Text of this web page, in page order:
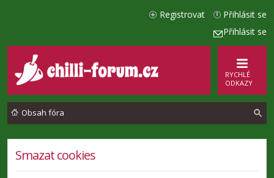
Přihlásit se
Přihlásit se
Registrovat
RYCHLÉ
ODKAZY
Obsah fóra
Smazat cookies